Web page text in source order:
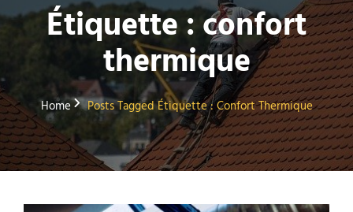
Étiquette :confort
thermique
Home Posts TaggedÉtiquette :Confort Thermique